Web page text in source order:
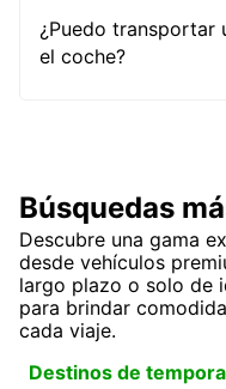
¿Puedo transportar
el coche?
Búsquedas
Descubre una gama
desde vehículos
largo plazo o solo de
para brindar
cada viaje.
Destinos de